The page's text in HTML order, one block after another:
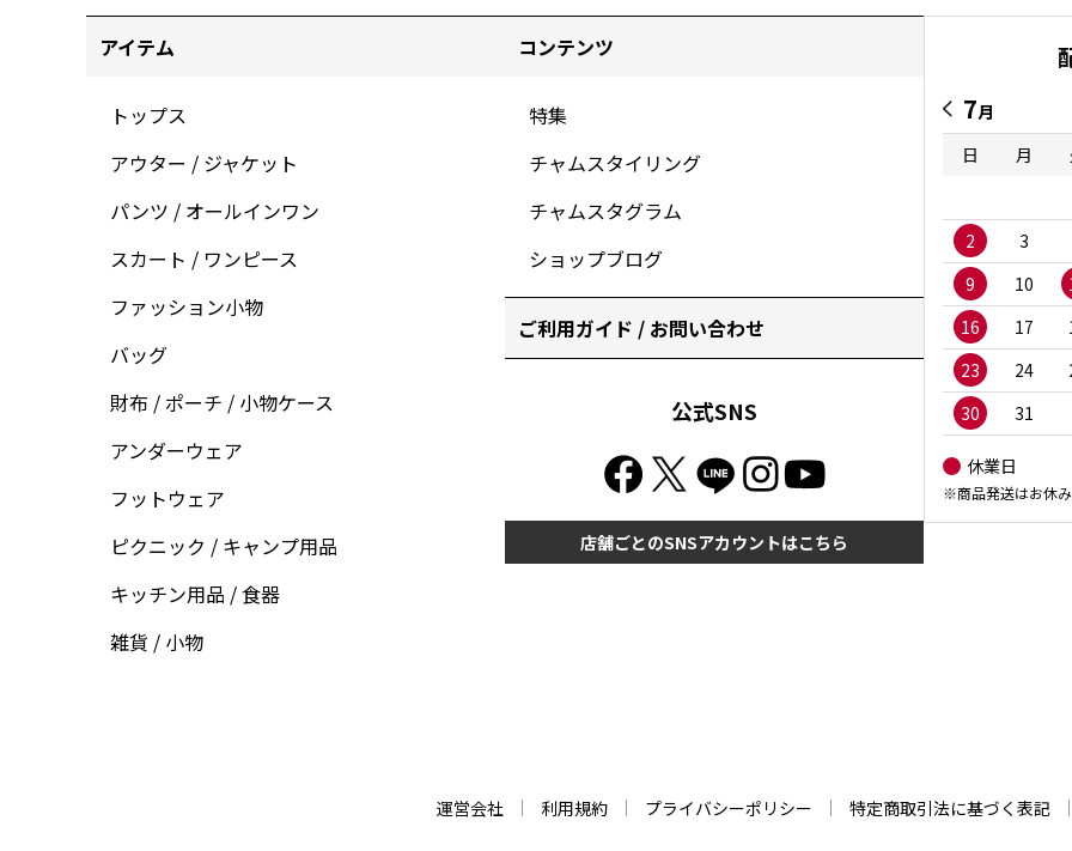
アイテム
トップス
アウター / ジャケット
パンツ / オールインワン
スカート / ワンピース
ファッション小物
バッグ
財布 / ポーチ / 小物ケース
アンダーウェア
フットウェア
ピクニック / キャンプ用品
キッチン用品 / 食器
雑貨 / 小物
コンテンツ
特集
チャムスタイリング
チャムスタグラム
ショップブログ
ご利用ガイド / お問い合わせ
公式SNS
店舗ごとのSNSアカウントはこちら
7月
日
月
2
3
9
10
16
17
23
24
30
31
休業日
※商品発送はお休
運営会社 利用規約 プライバシーポリシー 特定商取引法に基づく表記